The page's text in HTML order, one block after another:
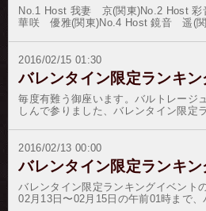
No.1 Host 我妻 京(関東)No.2 Host
華咲 優雅(関東)No.4 Host 鏡音 遥(
東)No.8 Host 神代 優衣(関東)No.9
東)No.10 Host 香虞野 乱真(関東)浅春
ては益々ご健勝のこととお慶び申し上
３）のホストさんには益々のご健勝と
げ、上巳の節句の記念品をご郵送致し
にあたり、桃が咲く時期と重なること
われ、桃などの自然の生命力をもらう
す。 ※３月１３日〜１５日０１時まで
開催いたします。お客様への感謝の気
き＆優勝ホストさんにはイベント還元
す。※ノルマ未達成者の降格処分は、
ストへの「メール確認」過程を追加致
処分は現在、所属人数７０名前後をボ
ルマ未達成者の成績達成率の悪い順か
2016/02/15 01:30
毎度有難う御座います。バルトレージ
しんで参りました、バレンタイン限定
には、ホストさんにたくさんの応援を
う御座いました。 それでは、結果発
京２位彩音 ルウ３位華咲 優雅４位
６位竹之内 響哉７位倖田 南８位日
10位神代 優衣イベントリボン総本
バレンタイン画像 ５本 優勝ホ
万８０００円を副賞として贈呈いたし
2016/02/13 00:00
バレンタイン限定ランキングイベント
02月13日〜02月15日の午前01時まで、